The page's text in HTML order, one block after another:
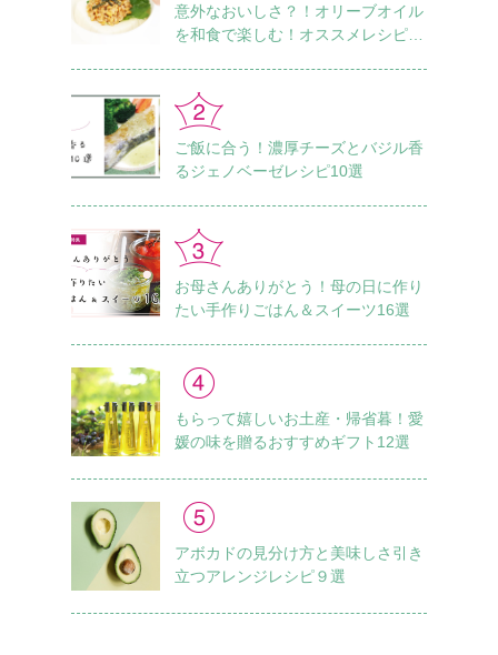
意外なおいしさ？！オリーブオイル
を和食で楽しむ！オススメレシピ18
ご飯に合う！濃厚チーズとバジル香
るジェノベーゼレシピ10選
お母さんありがとう！母の日に作り
たい手作りごはん＆スイーツ16選
もらって嬉しいお土産・帰省暮！愛
媛の味を贈るおすすめギフト12選
アボカドの見分け方と美味しさ引き
立つアレンジレシピ９選